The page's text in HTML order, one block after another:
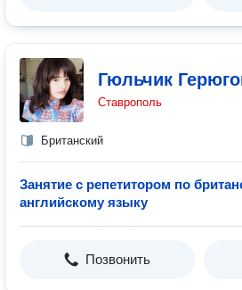
Гюльчик
Ставрополь
Британский
Занятие с репетитором по
английскому языку
Позвонить